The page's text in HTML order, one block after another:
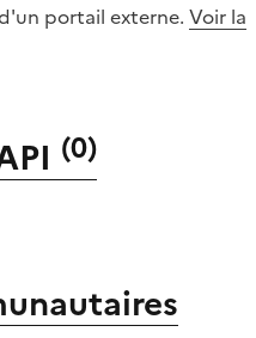
portail externe. Voir la
(0)